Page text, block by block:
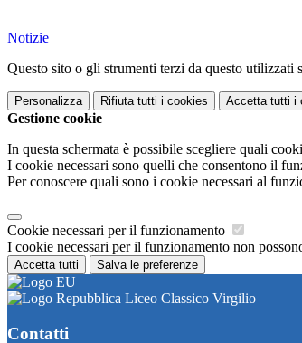
Notizie
Questo sito o gli strumenti terzi da questo
Personalizza Rifiuta tutti i cookies Accetta tutti i
Gestione cookie
In questa schermata è possibile scegliere quali
I cookie necessari sono quelli che consentono il
Per conoscere quali sono i cookie necessari al
Cookie necessari per il funzionamento
I cookie necessari per il funzionamento non
Accetta tutti Salva le preferenze
Liceo Classico Virgilio
Contatti